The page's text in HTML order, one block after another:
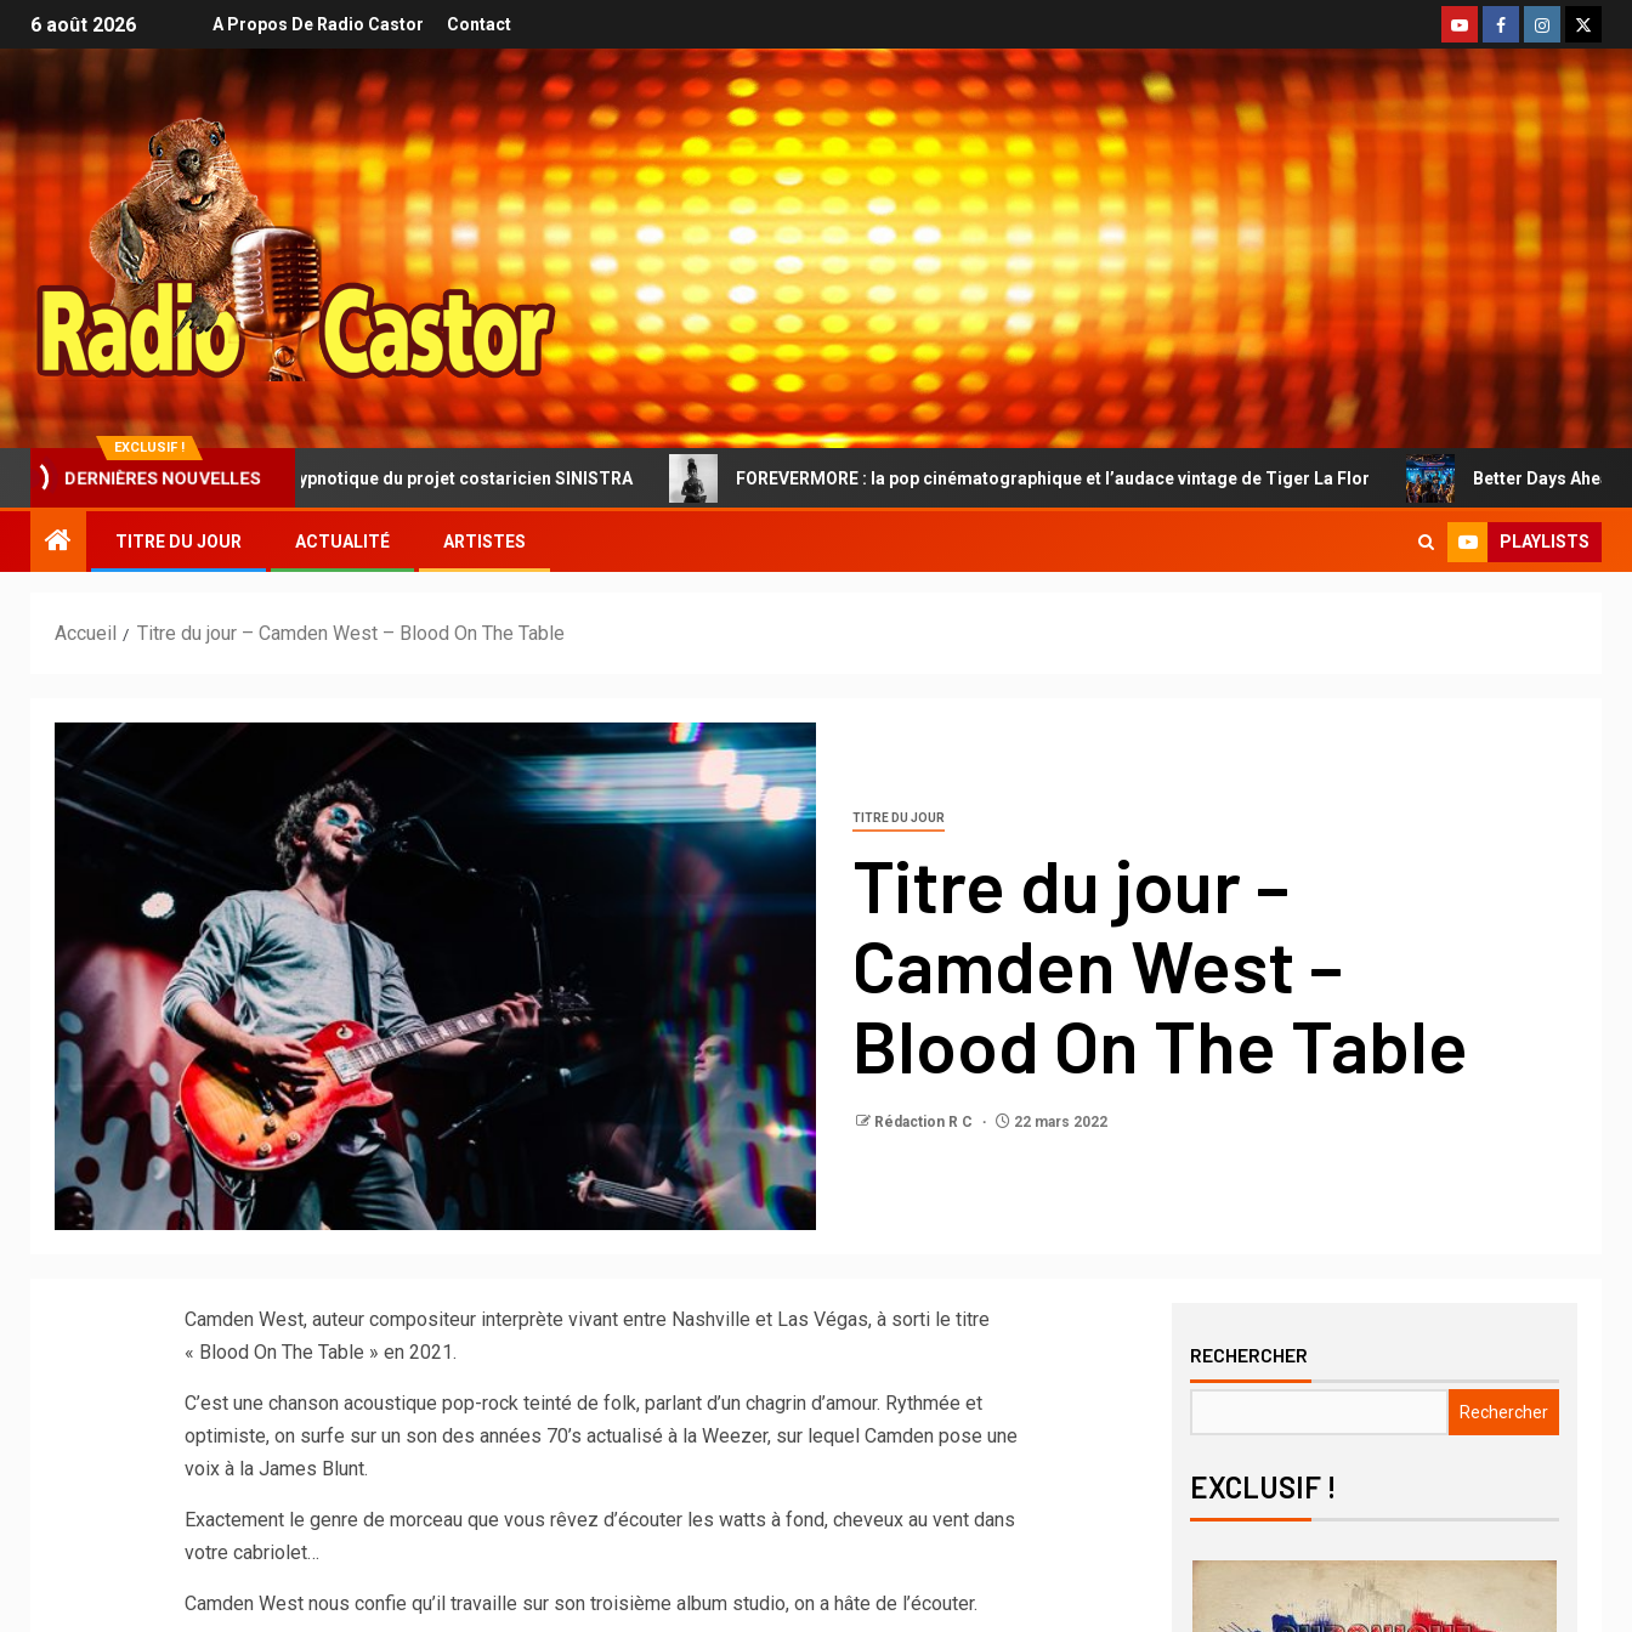
6 août 2026 A Propos De Radio Castor Contact
EXCLUSIF !
DERNIÈRES NOUVELLES
progressive et hypnotique du projet costaricien SINISTRA FOREVERMORE : la pop cinématographique et l’audace vintage de Tiger La Flor Better Days Ahead : le country-
TITRE DU JOUR ACTUALITÉ ARTISTES PLAYLISTS
Accueil Titre du jour – Camden West – Blood On The Table
TITRE DU JOUR
Titre du jour –
Camden West –
Blood On The Table
Rédaction R C 22 mars 2022
Camden West, auteur compositeur interprète vivant entre Nashville et Las Végas, à sorti le titre
« Blood On The Table » en 2021.
C’est une chanson acoustique pop-rock teinté de folk, parlant d’un chagrin d’amour. Rythmée et
optimiste, on surfe sur un son des années 70’s actualisé à la Weezer, sur lequel Camden pose une
voix à la James Blunt.
Exactement le genre de morceau que vous rêvez d’écouter les watts à fond, cheveux au vent dans
votre cabriolet…
Camden West nous confie qu’il travaille sur son troisième album studio, on a hâte de l’écouter.
RECHERCHER
Rechercher
EXCLUSIF !